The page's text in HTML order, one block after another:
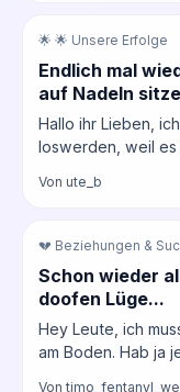
🌟 🌟 Unsere Erfolge
Endlich mal
auf Nadeln sitze
Hallo ihr Lieben,
loswerden, weil es
Von ute_b
💔 Beziehungen &
Schon wieder
doofen Lüge...
Hey Leute, ich
am Boden. Hab ja
Von